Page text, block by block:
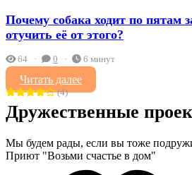
Почему собака ходит по пятам
отучить её от этого?
64 0 6 минут
Читать далее
(4)
Дружественные
Мы будем рады, если вы тоже
Приют "Возьми счастье в дом"